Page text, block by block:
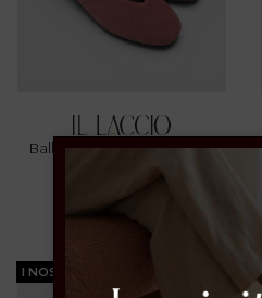
Ballerina In Suede Rosa Con
I NOSTRI BESTSELLER